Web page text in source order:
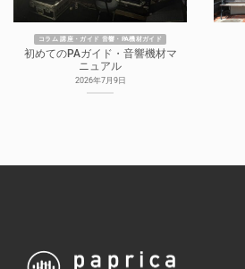
コラム 講座・ガイド 音響・PA機材ガイド
初めてのPAガイド・音響機材マ
ニュアル
2026年7月9日